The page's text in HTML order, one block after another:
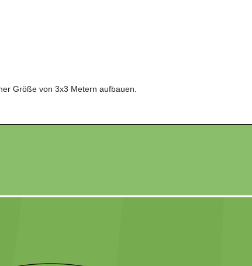
Größe von 3x3 Metern aufbauen.